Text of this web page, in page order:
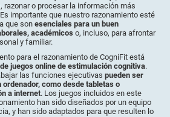
razonar o procesar la información más
importante que nuestro razonamiento esté
que sonesenciales para un buen
académicos o, incluso, para afrontar
y familiar.
para el razonamiento de CogniFit está
juegos online de estimulación cognitiva.
las funciones ejecutivaspueden ser
como desde tabletas o
a internet. Los juegos incluidos en este
han sido diseñados por un equipo
y han sido adaptados para que resulten lo